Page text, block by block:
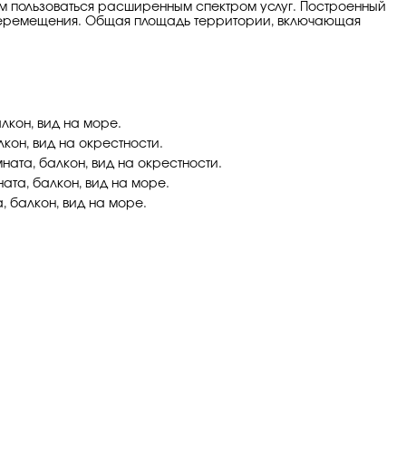
пользоваться расширенным спектром услуг. Построенный
Общая площадь территории, включающая
вид на море.
вид на окрестности.
балкон, вид на окрестности.
балкон, вид на море.
балкон, вид на море.